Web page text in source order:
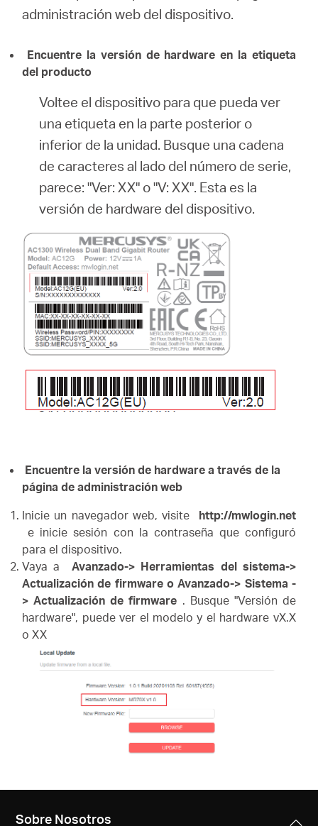
administración web del dispositivo.
Encuentre la versión de hardware en la etiqueta
del producto
Voltee el dispositivo para que pueda ver
una etiqueta en la parte posterior o
inferior de la unidad. Busque una cadena
de caracteres al lado del número de serie,
parece: "Ver: XX" o "V: XX". Esta es la
versión de hardware del dispositivo.
Encuentre la versión de hardware a través de la
página de administración web
Inicie un navegador web, visite http://mwlogin.net
e inicie sesión con la contraseña que configuró
para el dispositivo.
Vaya a Avanzado-> Herramientas del sistema->
Actualización de firmware o Avanzado-> Sistema -
> Actualización de firmware . Busque "Versión de
hardware", puede ver el modelo y el hardware vX.X
o XX
Sobre Nosotros